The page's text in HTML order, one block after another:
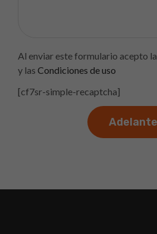
Al enviar este formulario acepto la
y las Condiciones de uso
[cf7sr-simple-recaptcha]